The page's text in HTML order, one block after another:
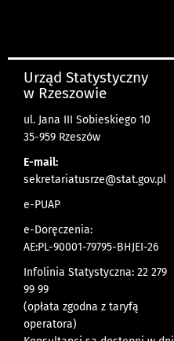
Urząd Statystyczny
w Rzeszowie
ul. Jana III Sobieskiego 10
35-959 Rzeszów
E-mail:
sekretariatusrze@stat.gov.pl
e-PUAP
e-Doręczenia:
AE:PL-90001-79795-BHJEI-26
Infolinia Statystyczna: 22 279
99 99
(opłata zgodna z taryfą
operatora)